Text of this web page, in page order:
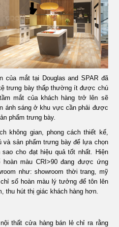
của mắt tại Douglas and SPAR đã
trưng bày thấp thường ít được chú
mắt của khách hàng trở lên sẽ
ánh sáng ở khu vực cần phải được
phẩm trưng bày.
không gian, phong cách thiết kế,
sản phẩm trưng bày để lựa chọn
cho đạt hiệu quả tốt nhất. Hiện
màu CRI>90 đang được ứng
như: showroom thời trang, mỹ
số hoàn màu lý tưởng để tôn lên
thu hút thị giác khách hàng hơn.
thất cửa hàng bán lẻ chỉ ra rằng